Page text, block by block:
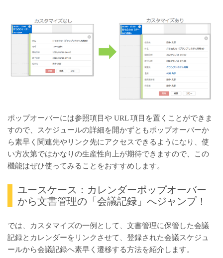
ポップオーバーには参照項目や URL 項目を置くことができま
すので、スケジュールの詳細を開かずともポップオーバーか
ら素早く関連先やリンク先にアクセスできるようになり、使
い方次第ではかなりの生産性向上が期待できますので、この
機能はぜひ使ってみることをおすすめします。
ユースケース：カレンダーポップオーバー
から文書管理の「会議記録」へジャンプ！
では、カスタマイズの一例として、文書管理に保管した会議
記録とカレンダーをリンクさせて、登録された会議スケジュ
ールから会議記録へ素早く遷移する方法を紹介します。